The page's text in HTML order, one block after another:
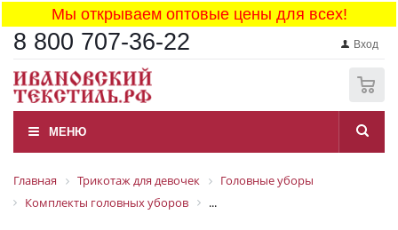
Мы открываем оптовые цены для всех!
8 800 707-36-22 Вход
МЕНЮ
Главная Трикотаж для девочек
Головные уборы
Комплекты головных уборов
...